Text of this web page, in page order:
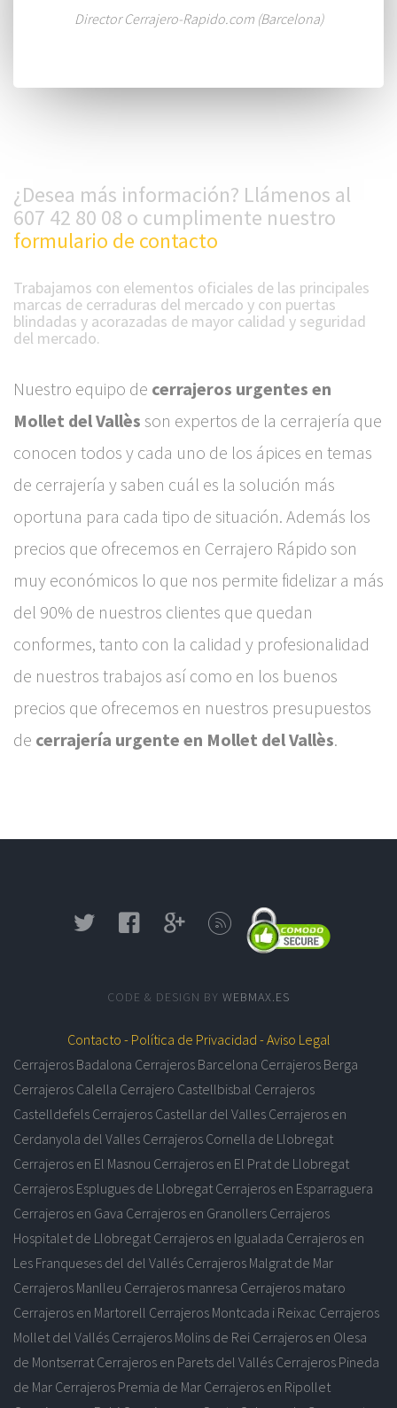
Director Cerrajero-Rapido.com (Barcelona)
¿Desea más información? Llámenos al
607 42 80 08 o cumplimente nuestro
formulario de contacto
Trabajamos con elementos oficiales de las principales
marcas de cerraduras del mercado y con puertas
blindadas y acorazadas de mayor calidad y seguridad
del mercado.
Nuestro equipo de cerrajeros urgentes en
Mollet del Vallès son expertos de la cerrajería que
conocen todos y cada uno de los ápices en temas
de cerrajería y saben cuál es la solución más
oportuna para cada tipo de situación. Además los
precios que ofrecemos en Cerrajero Rápido son
muy económicos lo que nos permite fidelizar a más
del 90% de nuestros clientes que quedan
conformes, tanto con la calidad y profesionalidad
de nuestros trabajos así como en los buenos
precios que ofrecemos en nuestros presupuestos
de cerrajería urgente en Mollet del Vallès.
CODE & DESIGN BY WEBMAX.ES
Contacto - Política de Privacidad -Aviso Legal
Cerrajeros Badalona Cerrajeros Barcelona Cerrajeros Berga
Cerrajeros Calella Cerrajero Castellbisbal Cerrajeros
Castelldefels Cerrajeros Castellar del Valles Cerrajeros en
Cerdanyola del Valles Cerrajeros Cornella de Llobregat
Cerrajeros en El Masnou Cerrajeros en El Prat de Llobregat
Cerrajeros Esplugues de Llobregat Cerrajeros en Esparraguera
Cerrajeros en Gava Cerrajeros en Granollers Cerrajeros
Hospitalet de Llobregat Cerrajeros en Igualada Cerrajeros en
Les Franqueses del del Vallés Cerrajeros Malgrat de Mar
Cerrajeros Manlleu Cerrajeros manresa Cerrajeros mataro
Cerrajeros en Martorell Cerrajeros Montcada i Reixac Cerrajeros
Mollet del Vallés Cerrajeros Molins de Rei Cerrajeros en Olesa
de Montserrat Cerrajeros en Parets del Vallés Cerrajeros Pineda
de Mar Cerrajeros Premia de Mar Cerrajeros en Ripollet